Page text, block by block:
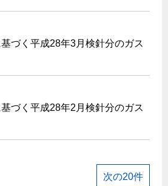
づく平成28年3月検針分のガス
づく平成28年2月検針分のガス
次の20件